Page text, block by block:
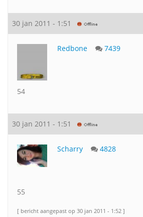
30 jan 2011 - 1:51
Redbone 7439
54
30 jan 2011 - 1:51
Scharry 4828
55
[ bericht aangepast op 30 jan 2011 - 1:52 ]